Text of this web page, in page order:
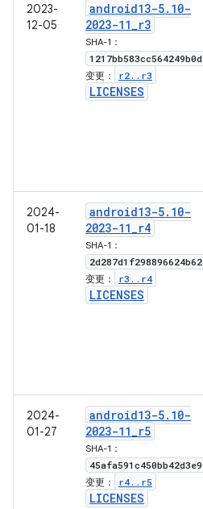
2023-
12-05
android13-5. 10-
2023-11_r3
SHA-1：
1217bb583cc564249b0d
变更： r2. . r3
LICENSES
2024-
01-18
android13-5. 10-
2023-11_r4
SHA-1：
2d287d1f298896624b62
变更： r3 . . r4
LICENSES
2024-
01-27
android13-5. 10-
2023-11_r5
SHA-1：
45afa591c450bb42d3e9
变更： r4. . r5
LICENSES